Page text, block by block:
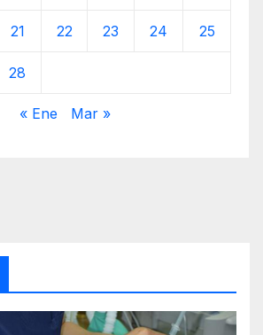
21 22 23 24 25
28
« Ene Mar »